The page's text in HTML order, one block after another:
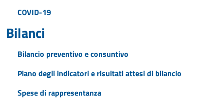
COVID-19
Bilanci
Bilancio preventivo e consuntivo
Piano degli indicatori e risultati attesi di bilancio
Spese di rappresentanza